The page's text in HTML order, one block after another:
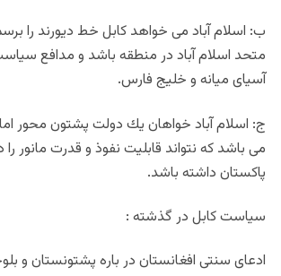
ب: اسلام آباد مى خواهد كابل خط ديورند را
متحد اسلام آباد در منطقه باشد و مدافع
آسياى ميانه و خليج فارس.
ج: اسلام آباد خواهان يك دولت پشتون محور
مى باشد كه نتواند قابليت نفوذ و قدرت مانور
پاكستان داشته باشد.
سياست كابل در گذشته :
ادعاى سنتى افغانستان در باره پشتونستان و